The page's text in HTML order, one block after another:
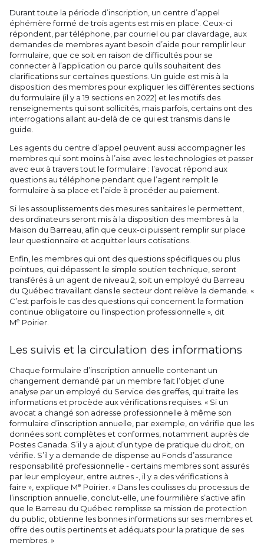
Durant toute la période d’inscription, un centre d’appel
éphémère formé de trois agents est mis en place. Ceux-ci
répondent, par téléphone, par courriel ou par clavardage, aux
demandes de membres ayant besoin d’aide pour remplir leur
formulaire, que ce soit en raison de difficultés pour se
connecter à l’application ou parce qu’ils souhaitent des
clarifications sur certaines questions. Un guide est mis à la
disposition des membres pour expliquer les différentes sections
du formulaire (il y a 19 sections en 2022) et les motifs des
renseignements qui sont sollicités, mais parfois, certains ont des
interrogations allant au-delà de ce qui est transmis dans le
guide.
Les agents du centre d’appel peuvent aussi accompagner les
membres qui sont moins à l’aise avec les technologies et passer
avec eux à travers tout le formulaire : l’avocat répond aux
questions au téléphone pendant que l’agent remplit le
formulaire à sa place et l’aide à procéder au paiement.
Si les assouplissements des mesures sanitaires le permettent,
des ordinateurs seront mis à la disposition des membres à la
Maison du Barreau, afin que ceux-ci puissent remplir sur place
leur questionnaire et acquitter leurs cotisations.
Enfin, les membres qui ont des questions spécifiques ou plus
pointues, qui dépassent le simple soutien technique, seront
transférés à un agent de niveau 2, soit un employé du Barreau
du Québec travaillant dans le secteur dont relève la demande. «
C’est parfois le cas des questions qui concernent la formation
continue obligatoire ou l’inspection professionnelle », dit
Me Poirier.
Les suivis et la circulation des informations
Chaque formulaire d’inscription annuelle contenant un
changement demandé par un membre fait l’objet d’une
analyse par un employé du Service des greffes, qui traite les
informations et procède aux vérifications requises. « Si un
avocat a changé son adresse professionnelle à même son
formulaire d’inscription annuelle, par exemple, on vérifie que les
données sont complètes et conformes, notamment auprès de
Postes Canada. S’il y a ajout d’un type de pratique du droit, on
vérifie. S’il y a demande de dispense au Fonds d’assurance
responsabilité professionnelle - certains membres sont assurés
par leur employeur, entre autres -, il y a des vérifications à
faire », explique Me Poirier. « Dans les coulisses du processus de
l’inscription annuelle, conclut-elle, une fourmilière s’active afin
que le Barreau du Québec remplisse sa mission de protection
du public, obtienne les bonnes informations sur ses membres et
offre des outils pertinents et adéquats pour la pratique de ses
membres. »